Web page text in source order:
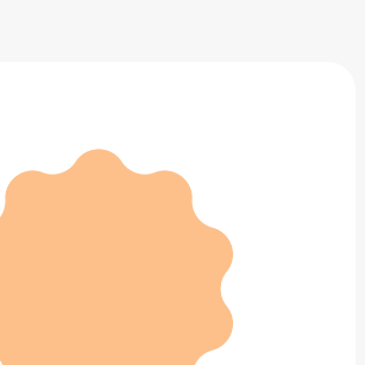
зубная щетка BORK